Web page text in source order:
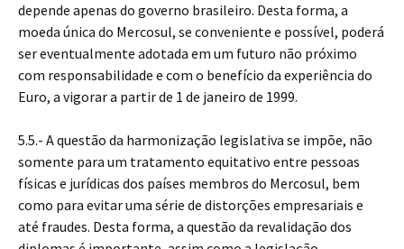
depende apenas do governo brasileiro. Desta forma, a
moeda única do Mercosul, se conveniente e possível, poderá
ser eventualmente adotada em um futuro não próximo
com responsabilidade e com o benefício da experiência do
Euro, a vigorar a partir de 1 de janeiro de 1999.
5.5.- A questão da harmonização legislativa se impõe, não
somente para um tratamento equitativo entre pessoas
físicas e jurídicas dos países membros do Mercosul, bem
como para evitar uma série de distorções empresariais e
até fraudes. Desta forma, a questão da revalidação dos